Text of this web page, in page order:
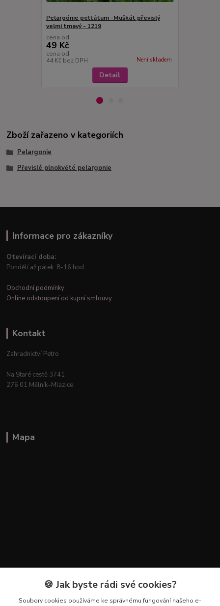
Pelargónie peltátum -Muškát převislý
velmi tmavý - 1219
cena od
49 Kč
cena od
44 Kč bez DPH Není skladem
Detail
Zboží zařazeno v kategoriích
Pelargonie
Převislé plnokvěté pelargonie
Informace pro zákazníky
Otevírací doba:
Pondělí až pátek: 8-16 hod.
Obchodní podmínky
Online odstoupení od kupní smlouvy
Kontakt
Zahradnictví Petro
Na Staré cestě 3741
276 01 Mělník–Mlazice
Mapa
Kontakty🍪 Jak byste rádi své cookies?
Soubory cookies používáme ke správnému fungování našeho e-